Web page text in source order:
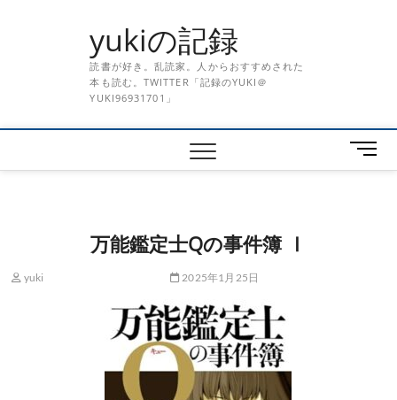
yukiの記録
読書が好き。乱読家。人からおすすめされた
本も読む。TWITTER「記録のYUKI＠
YUKI96931701」
メ
ニ
万能鑑定士Qの事件簿 Ⅰ
yuki 2025年1月25日